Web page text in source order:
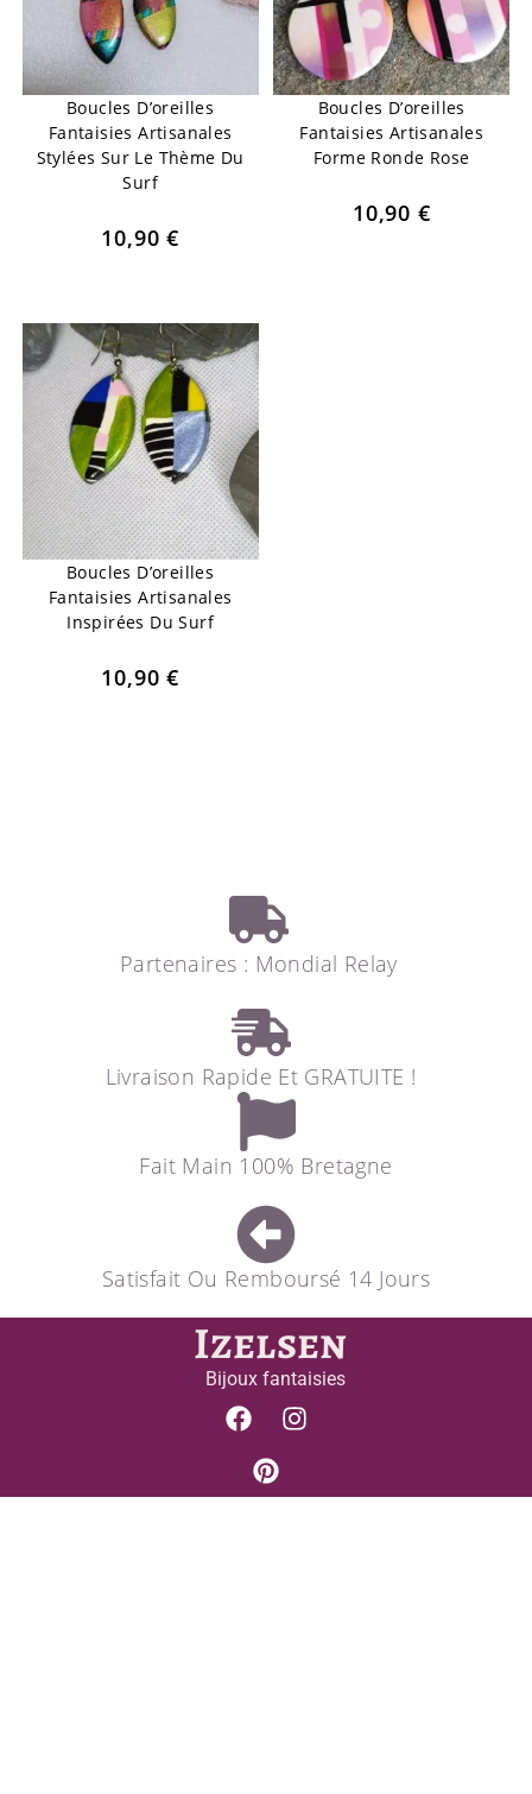
Boucles D’oreilles
Fantaisies Artisanales
Stylées Sur Le Thème Du
Surf
10,90€
Boucles D’oreilles
Fantaisies Artisanales
Forme Ronde Rose
10,90 €
Boucles D’oreilles
Fantaisies Artisanales
Inspirées Du Surf
10,90€
Partenaires : Mondial Relay
Livraison Rapide Et GRATUITE !
Fait Main 100% Bretagne
Satisfait Ou Remboursé 14 Jours
Izelsen
Bijoux fantaisies